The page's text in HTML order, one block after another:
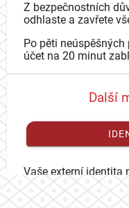
Z bezpečnostních
odhlaste a zavřete
Po pěti
účet na 20 minut
Další
Vaše externí identita
se mohli přihlásit ke